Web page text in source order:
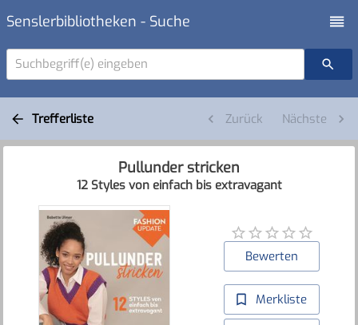
Senslerbibliotheken - Suche
Suchbegriff(e) eingeben
Trefferliste Zurück Nächste
Pullunder stricken
12 Styles von einfach bis extravagant
Bewerten
Merkliste